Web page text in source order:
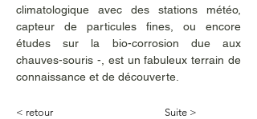
climatologique avec des stations météo,
capteur de particules fines, ou encore
études sur la bio-corrosion due aux
chauves-souris -, est un fabuleux terrain de
connaissance et de découverte.
< retour Suite >